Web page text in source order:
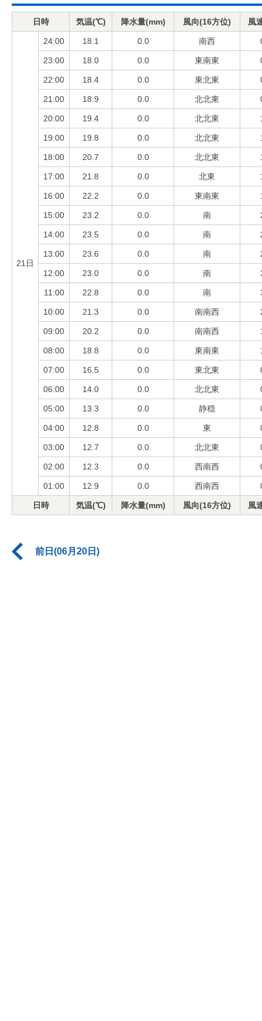
日時 気温(℃) 降水量(mm) 風向(16方位) 風
21日
24:00 18.1 0.0 南西
23:00 18.0 0.0 東南東
22:00 18.4 0.0 東北東
21:00 18.9 0.0 北北東
20:00 19.4 0.0 北北東
19:00 19.8 0.0 北北東
18:00 20.7 0.0 北北東
17:00 21.8 0.0 北東
16:00 22.2 0.0 東南東
15:00 23.2 0.0 南
14:00 23.5 0.0 南
13:00 23.6 0.0 南
12:00 23.0 0.0 南
11:00 22.8 0.0 南
10:00 21.3 0.0 南南西
09:00 20.2 0.0 南南西
08:00 18.8 0.0 東南東
07:00 16.5 0.0 東北東
06:00 14.0 0.0 北北東
05:00 13.3 0.0 静穏
04:00 12.8 0.0 東
03:00 12.7 0.0 北北東
02:00 12.3 0.0 西南西
01:00 12.9 0.0 西南西
日時 気温(℃) 降水量(mm) 風向(16方位) 風
前日(06月20日)